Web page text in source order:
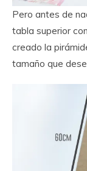
Pero antes de
tabla superior
creado la
tamaño que